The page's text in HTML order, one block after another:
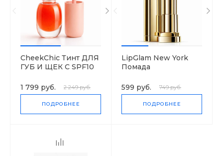
CheekChic Тинт ДЛЯ
ГУБ И ЩЕК С SPF10
1 799 руб. 2 249 руб.
ПОДРОБНЕЕ
LipGlam New York
Помада
"COLOR
SENSATIONAL"
МАТОВОЕ
ОБНАЖЕНИЕ
599 руб. 749 руб.
ПОДРОБНЕЕ